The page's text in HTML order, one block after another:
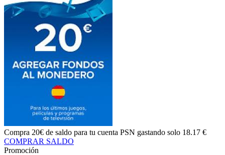
Compra 20€ de saldo para tu cuenta PSN gastando solo 18.17 €
COMPRAR SALDO
Promoción